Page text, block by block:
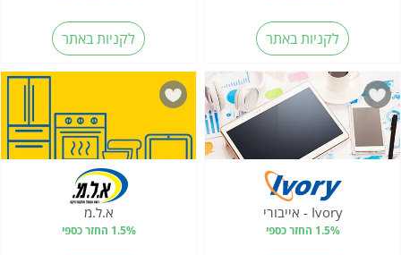
לקניות באתר לקניות באתר
Ivory - אייבורי
1.5% החזר כספי
א.ל.מ
1.5% החזר כספי